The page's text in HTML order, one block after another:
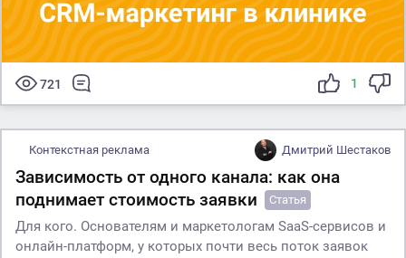
721 1
Контекстная реклама Дмитрий Шестаков
Зависимость от одного канала: как она
поднимает стоимость заявки
Статья
Для кого. Основателям и маркетологам SaaS-сервисов и
онлайн-платформ, у которых почти весь поток заявок